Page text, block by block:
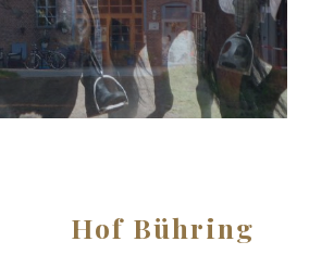
buchen!
Hof Bühring